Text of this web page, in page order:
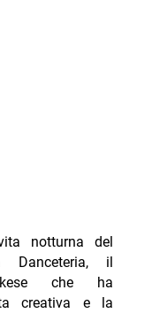
notturna del
il
che ha
creativa e la